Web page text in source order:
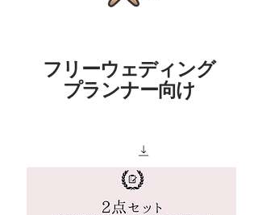
​フリーウェディング
プランナー向け